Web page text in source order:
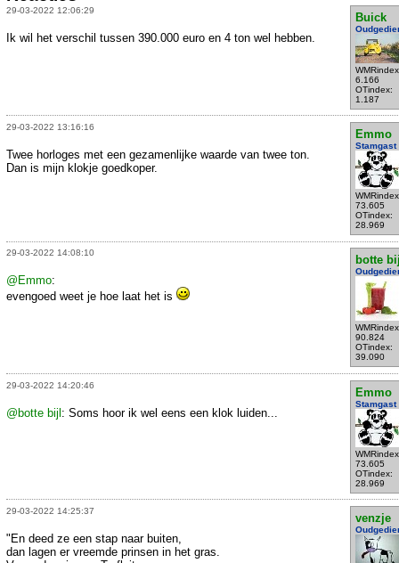
29-03-2022 12:06:29
Buick
6.166
OTindex:
1.187
Ik wil het verschil tussen 390.000 euro en 4 ton wel hebben.
29-03-2022 13:16:16
Emmo
Stamgast
73.605
OTindex:
28.969
Twee horloges met een gezamenlijke waarde van twee ton.
Dan is mijn klokje goedkoper.
29-03-2022 14:08:10
botte
90.824
OTindex:
39.090
@Emmo:
evengoed weet je hoe laat het is
29-03-2022 14:20:46
Emmo
Stamgast
73.605
OTindex:
28.969
@botte bijl: Soms hoor ik wel eens een klok luiden...
29-03-2022 14:25:37
venzje
"En deed ze een stap naar buiten,
dan lagen er vreemde prinsen in het gras.